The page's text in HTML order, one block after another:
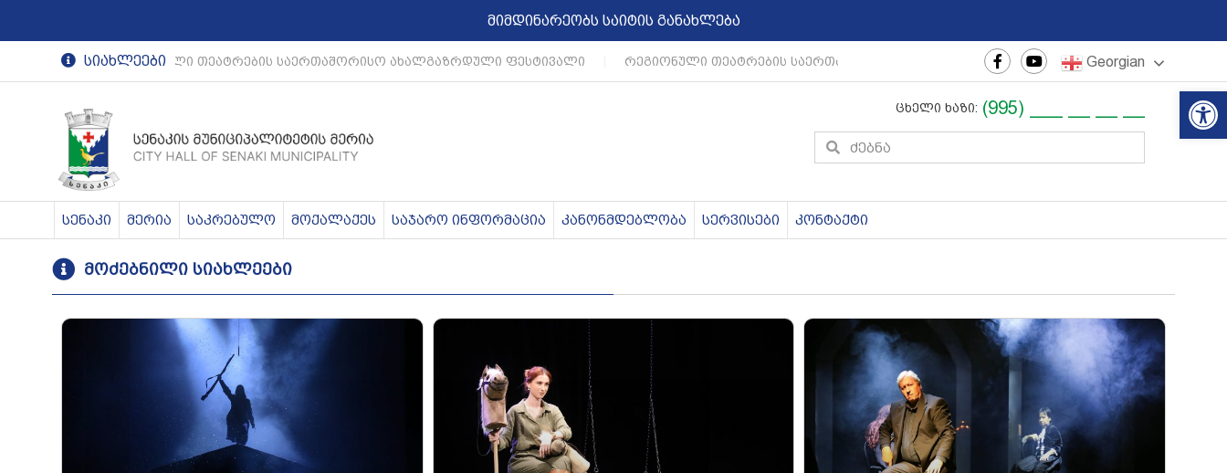
მიმდინარეობს საიტის განახლება
სიახლეები
რეგიონული თეატრების საერთაშორისო ახალგაზრდული ფესტივალი რეგიონული თეატრების საერთაშორისო ახალგაზრდული ფესტივალი | რეგიონული
Georgian
ცხელი ხაზი: (995) ___ __ __ __
სენაკი მერია საკრებულო მოქალაქეს საჯარო ინფორმაცია კანონმდებლობა სერვისები კონტაქტი
მოძებნილი სიახლეები